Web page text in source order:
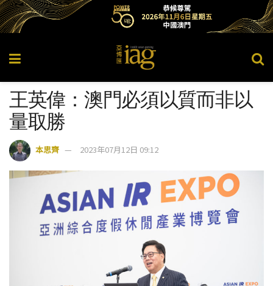
王英偉：澳門必須以質而非以
量取勝
本思齊 2023年07月12日 09:12